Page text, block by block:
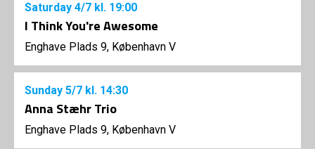
Saturday 4/7 kl. 19:00
I Think You're Awesome
Enghave Plads 9, København V
Sunday 5/7 kl. 14:30
Anna Stæhr Trio
Enghave Plads 9, København V